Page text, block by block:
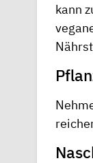
kann